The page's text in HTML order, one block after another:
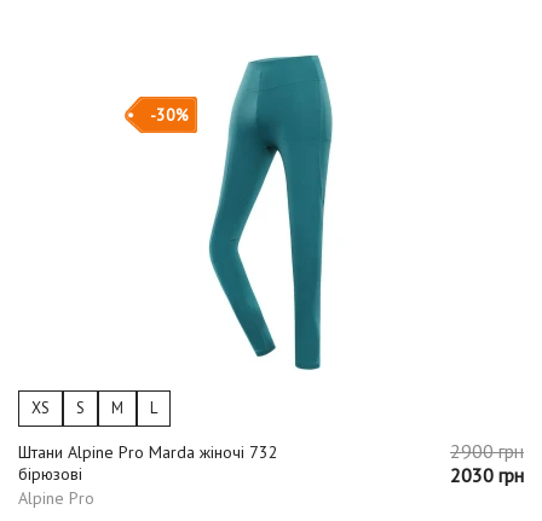
-30%
XS S M L
Штани Alpine Pro Marda жіночі 732
бірюзові
Alpine Pro
2900 грн
2030 грн